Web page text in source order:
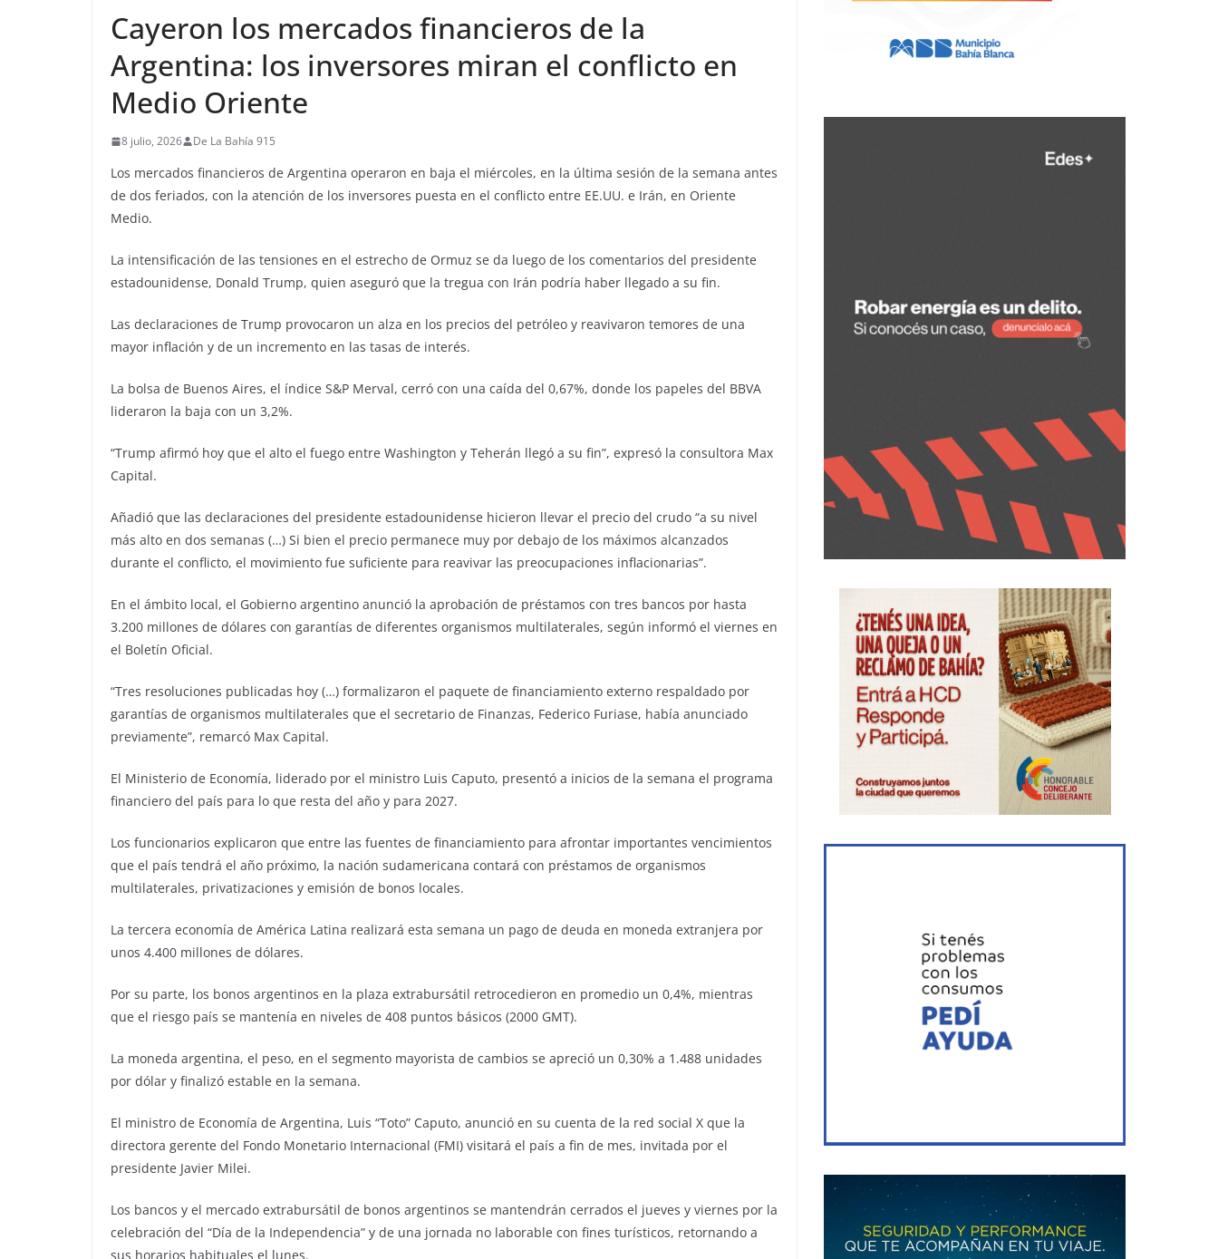
Cayeron los mercados financieros de la
Argentina: los inversores miran el conflicto en
Medio Oriente
8 julio, 2026 De La Bahía 915
Los mercados financieros de Argentina operaron en baja el miércoles, en la última sesión de la semana antes
de dos feriados, con la atención de los inversores puesta en el conflicto entre EE.UU. e Irán, en Oriente
Medio.
La intensificación de las tensiones en el estrecho de Ormuz se da luego de los comentarios del presidente
estadounidense, Donald Trump, quien aseguró que la tregua con Irán podría haber llegado a su fin.
Las declaraciones de Trump provocaron un alza en los precios del petróleo y reavivaron temores de una
mayor inflación y de un incremento en las tasas de interés.
La bolsa de Buenos Aires, el índice S&P Merval, cerró con una caída del 0,67%, donde los papeles del BBVA
lideraron la baja con un 3,2%.
“Trump afirmó hoy que el alto el fuego entre Washington y Teherán llegó a su fin”, expresó la consultora Max
Capital.
Añadió que las declaraciones del presidente estadounidense hicieron llevar el precio del crudo “a su nivel
más alto en dos semanas (…) Si bien el precio permanece muy por debajo de los máximos alcanzados
durante el conflicto, el movimiento fue suficiente para reavivar las preocupaciones inflacionarias”.
En el ámbito local, el Gobierno argentino anunció la aprobación de préstamos con tres bancos por hasta
3.200 millones de dólares con garantías de diferentes organismos multilaterales, según informó el viernes en
el Boletín Oficial.
“Tres resoluciones publicadas hoy (…) formalizaron el paquete de financiamiento externo respaldado por
garantías de organismos multilaterales que el secretario de Finanzas, Federico Furiase, había anunciado
previamente”, remarcó Max Capital.
El Ministerio de Economía, liderado por el ministro Luis Caputo, presentó a inicios de la semana el programa
financiero del país para lo que resta del año y para 2027.
Los funcionarios explicaron que entre las fuentes de financiamiento para afrontar importantes vencimientos
que el país tendrá el año próximo, la nación sudamericana contará con préstamos de organismos
multilaterales, privatizaciones y emisión de bonos locales.
La tercera economía de América Latina realizará esta semana un pago de deuda en moneda extranjera por
unos 4.400 millones de dólares.
Por su parte, los bonos argentinos en la plaza extrabursátil retrocedieron en promedio un 0,4%, mientras
que el riesgo país se mantenía en niveles de 408 puntos básicos (2000 GMT).
La moneda argentina, el peso, en el segmento mayorista de cambios se apreció un 0,30% a 1.488 unidades
por dólar y finalizó estable en la semana.
El ministro de Economía de Argentina, Luis “Toto” Caputo, anunció en su cuenta de la red social X que la
directora gerente del Fondo Monetario Internacional (FMI) visitará el país a fin de mes, invitada por el
presidente Javier Milei.
Los bancos y el mercado extrabursátil de bonos argentinos se mantendrán cerrados el jueves y viernes por la
celebración del “Día de la Independencia” y de una jornada no laborable con fines turísticos, retornando a
sus horarios habituales el lunes.